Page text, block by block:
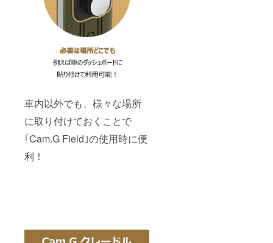
車内以外でも、様々な場所
に取り付けておくことで
｢Cam.G Field｣の使用時に便
利！